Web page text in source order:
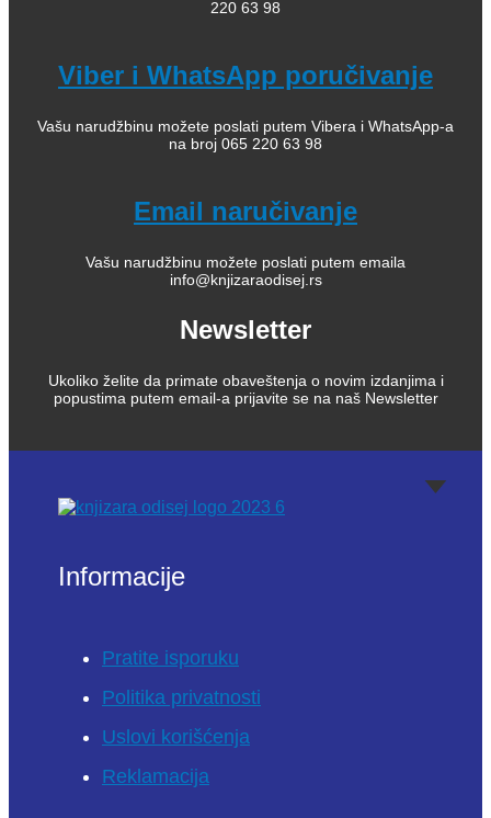
220 63 98
Viber i WhatsApp poručivanje
Vašu narudžbinu možete poslati putem Vibera i WhatsApp-a
na broj 065 220 63 98
Email naručivanje
Vašu narudžbinu možete poslati putem emaila
info@knjizaraodisej.rs
Newsletter
Ukoliko želite da primate obaveštenja o novim izdanjima i
popustima putem email-a prijavite se na naš Newsletter
Informacije
Pratite isporuku
Politika privatnosti
Uslovi korišćenja
Reklamacija